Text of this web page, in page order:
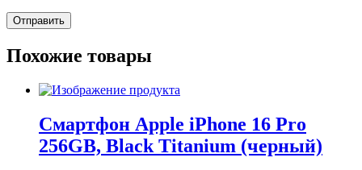
Похожие товары
Смартфон Apple iPhone 16 Pro
256GB, Black Titanium (черный)